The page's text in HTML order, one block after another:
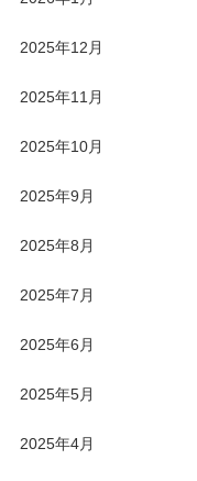
2025年12月
2025年11月
2025年10月
2025年9月
2025年8月
2025年7月
2025年6月
2025年5月
2025年4月